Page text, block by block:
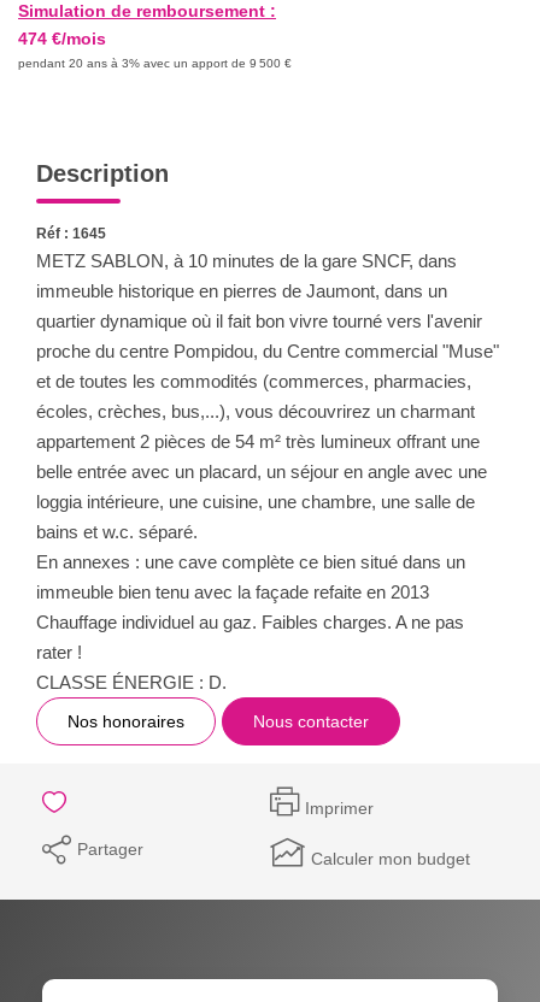
Simulation de remboursement :
474 €/mois
pendant 20 ans à 3% avec un apport de 9 500 €
Description
Réf : 1645
METZ SABLON, à 10 minutes de la gare SNCF, dans
immeuble historique en pierres de Jaumont, dans un
quartier dynamique où il fait bon vivre tourné vers l'avenir
proche du centre Pompidou, du Centre commercial "Muse"
et de toutes les commodités (commerces, pharmacies,
écoles, crèches, bus,...), vous découvrirez un charmant
appartement 2 pièces de 54 m² très lumineux offrant une
belle entrée avec un placard, un séjour en angle avec une
loggia intérieure, une cuisine, une chambre, une salle de
bains et w.c. séparé.
En annexes : une cave complète ce bien situé dans un
immeuble bien tenu avec la façade refaite en 2013
Chauffage individuel au gaz. Faibles charges. A ne pas
rater !
CLASSE ÉNERGIE : D.
Nos honoraires Nous contacter
Imprimer
Partager Calculer mon budget